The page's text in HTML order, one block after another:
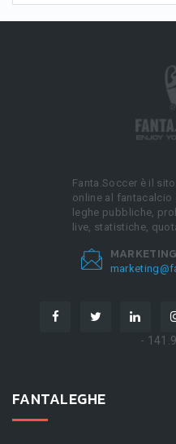
Fanta.Soccer è il
online al fantacalcio
leghe pubbliche,
live, statistiche,
-
FANTALEGHE